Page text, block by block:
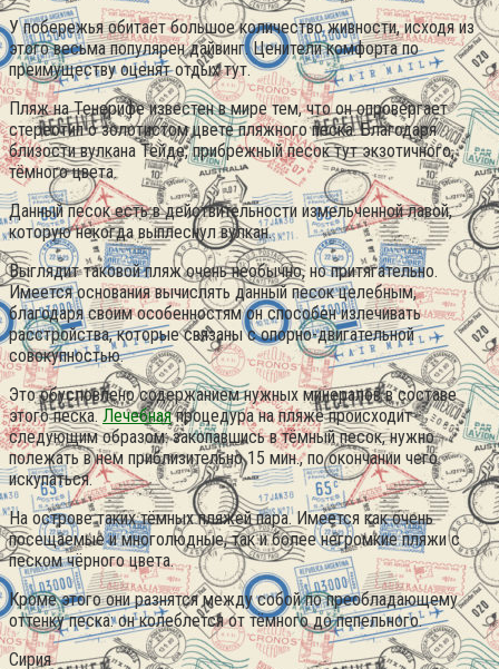
У побережья обитает большое количество живности, исходя из
этого весьма популярен дайвинг. Ценители комфорта по
преимуществу оценят отдых тут.
Пляж на Тенерифе известен в мире тем, что он опровергает
стереотип о золотистом цвете пляжного песка. Благодаря
близости вулкана Тейде, прибрежный песок тут экзотичного,
тёмного цвета.
Данный песок есть в действительности измельченной лавой,
которую некогда выплеснул вулкан.
Выглядит таковой пляж очень необычно, но притягательно.
Имеется основания вычислять данный песок целебным,
благодаря своим особенностям он способен излечивать
расстройства, которые связаны с опорно-двигательной
совокупностью.
Это обусловлено содержанием нужных минералов в составе
этого песка.Лечебнаяпроцедура на пляже происходит
следующим образом: закопавшись в тёмный песок, нужно
полежать в нем приблизительно 15 мин., по окончании чего
искупаться.
На острове таких тёмных пляжей пара. Имеется как очень
посещаемые и многолюдные, так и более негромкие пляжи с
песком чёрного цвета.
Кроме этого они разнятся между собой по преобладающему
оттенку песка: он колеблется от тёмного до пепельного.
Сирия